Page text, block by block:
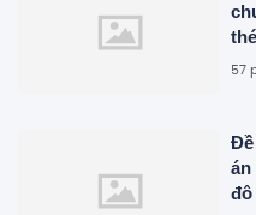
57
án
đô